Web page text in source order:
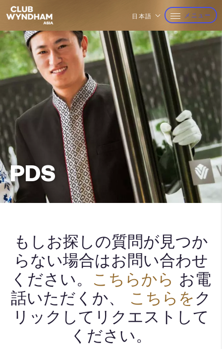
日本語 メニュー
PDS
もしお探しの質問が見つか
らない場合はお問い合わせ
ください。 こちらから お電
話いただくか、 こちらをク
リックしてリクエストして
ください。​